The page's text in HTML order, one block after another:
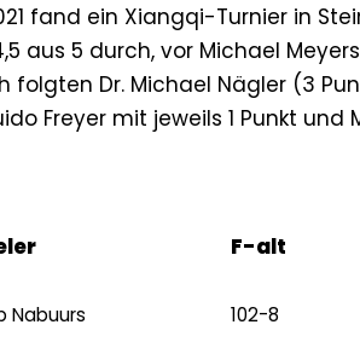
fand ein Xiangqi-Turnier in
aus 5 durch, vor Michael
folgten Dr. Michael Nägler (3
Freyer mit jeweils 1 Punkt
F-alt
Nabuurs 102-8